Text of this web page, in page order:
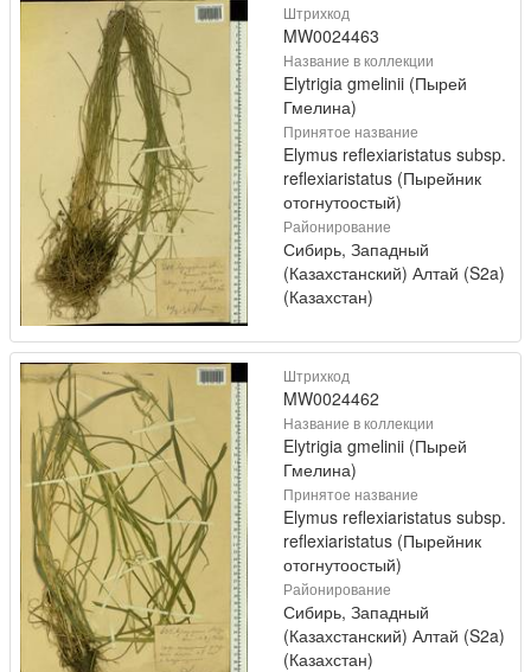
Штрихкод
MW0024463
Название в коллекции
Elytrigia gmelinii (Пырей
Гмелина)
Принятое название
Elymus reflexiaristatus subsp.
reflexiaristatus (Пырейник
отогнутоостый)
Районирование
Сибирь, Западный
(Казахстанский) Алтай (S2a)
(Казахстан)
Штрихкод
MW0024462
Название в коллекции
Elytrigia gmelinii (Пырей
Гмелина)
Принятое название
Elymus reflexiaristatus subsp.
reflexiaristatus (Пырейник
отогнутоостый)
Районирование
Сибирь, Западный
(Казахстанский) Алтай (S2a)
(Казахстан)